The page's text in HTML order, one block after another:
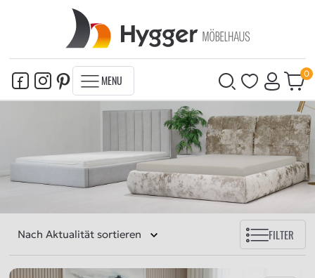
MENU
Nach Aktualität sortieren FILTER